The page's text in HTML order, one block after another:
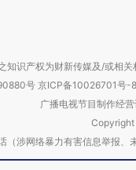
知识产权为财新传媒及/或相
号 京ICP备10026701号-8
广播电视节目制作经
Copyright
（涉网络暴力有害信息举报